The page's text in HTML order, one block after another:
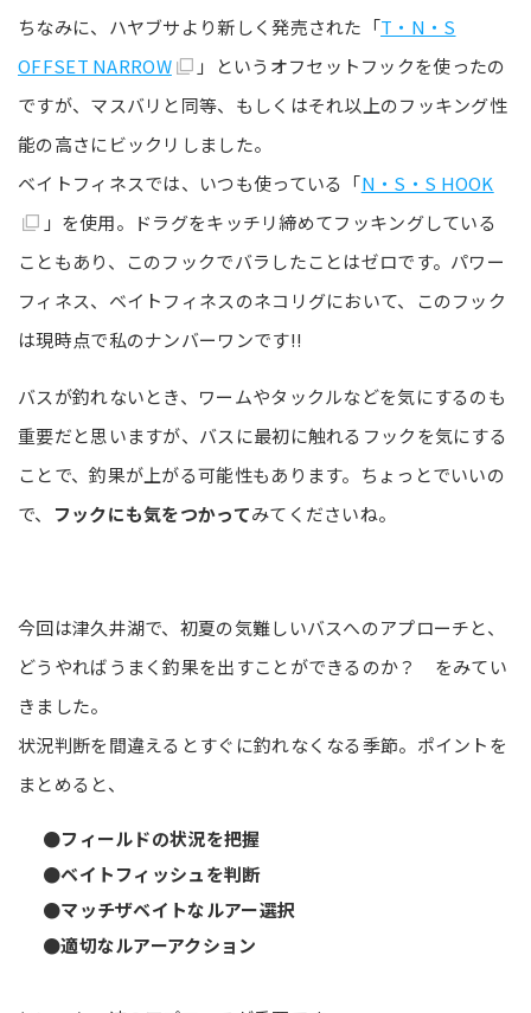
ちなみに、ハヤブサより新しく発売された「T・N・S
OFFSET NARROW
」というオフセットフックを使ったの
ですが、マスバリと同等、もしくはそれ以上のフッキング性
能の高さにビックリしました。
ベイトフィネスでは、いつも使っている「N・S・S HOOK
」を使用。ドラグをキッチリ締めてフッキングしている
こともあり、このフックでバラしたことはゼロです。パワー
フィネス、ベイトフィネスのネコリグにおいて、このフック
は現時点で私のナンバーワンです!!
バスが釣れないとき、ワームやタックルなどを気にするのも
重要だと思いますが、バスに最初に触れるフックを気にする
ことで、釣果が上がる可能性もあります。ちょっとでいいの
で、
フックにも気をつかってみてくださいね。
今回は津久井湖で、初夏の気難しいバスへのアプローチと、
どうやればうまく釣果を出すことができるのか？ をみてい
きました。
状況判断を間違えるとすぐに釣れなくなる季節。ポイントを
まとめると、
●フィールドの状況を把握
●ベイトフィッシュを判断
●マッチザベイトなルアー選択
●適切なルアーアクション